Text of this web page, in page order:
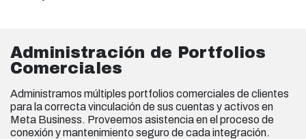
Administración de Portfolios
Comerciales
Administramos múltiples portfolios comerciales de clientes
para la correcta vinculación de sus cuentas y activos en
Meta Business. Proveemos asistencia en el proceso de
conexión y mantenimiento seguro de cada integración.